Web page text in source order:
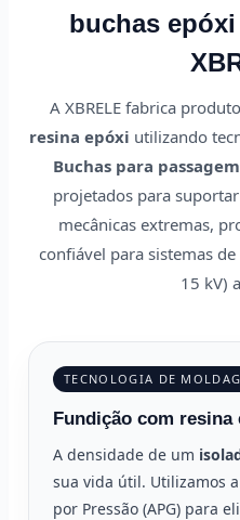
buchas
A XBRELE fabrica
resina epóxi utilizando
Buchas para
projetados para
mecânicas extremas,
confiável para sistemas
15 kV)
TECNOLOGIA DE
Fundição com resina
A densidade de um
sua vida útil. Utilizamos
por Pressão (APG) para